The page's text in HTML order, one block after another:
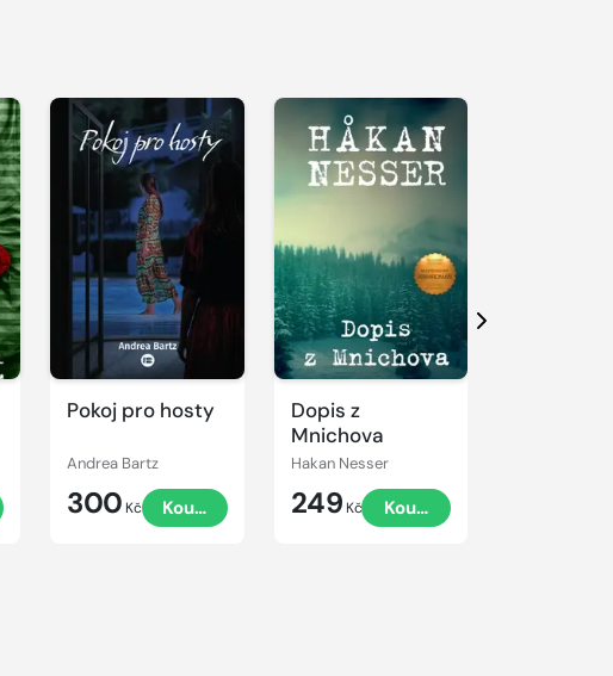
Pokoj pro hosty
Andrea Bartz
300 Kč Koupit
Dopis z
Mnichova
Hakan Nesser
249 Kč Koupit
Další